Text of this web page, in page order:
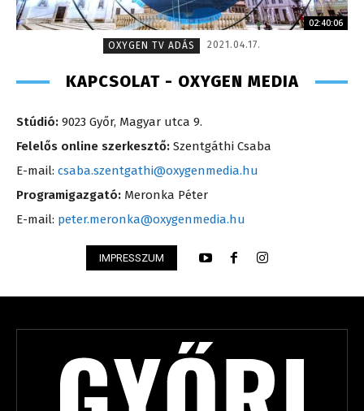
02:40:06
OXYGEN TV ADÁS
2021.04.17.
KAPCSOLAT - OXYGEN MEDIA
Stúdió: 9023 Győr, Magyar utca 9.
Felelős online szerkesztő: Szentgáthi Csaba
E-mail: csaba.szentgathi@oxygenmedia.hu
Programigazgató: Meronka Péter
E-mail: peter.meronka@oxygenmedia.hu
IMPRESSZUM